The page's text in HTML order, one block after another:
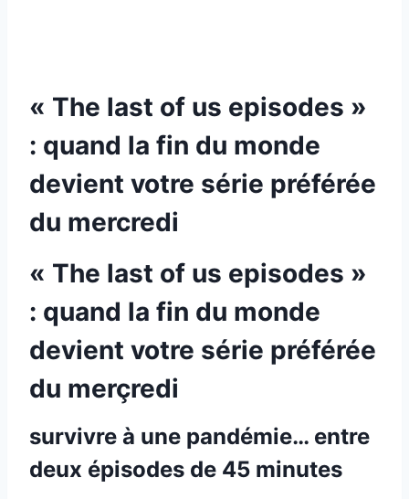
« The last of us episodes »
: quand la fin du monde
devient votre série préférée
du mercredi
« The last of us episodes »
: quand la fin du monde
devient votre série préférée
du merçredi
survivre à une pandémie… entre
deux épisodes de 45 minutes